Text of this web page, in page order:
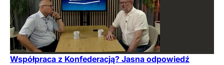
Współpraca z Konfederacją? Jasna odpowiedź